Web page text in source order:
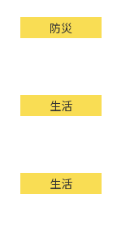
防災
生活
生活